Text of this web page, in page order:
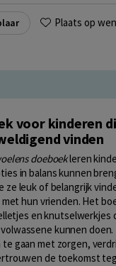
Plaats op
voor kinderen
vinden
doeboekleren
in balans kunnen
ze leuk of belangrijk
hun vrienden. Het
en knutselwerkjes
kunnen
te gaan met zorgen,
de toekomst